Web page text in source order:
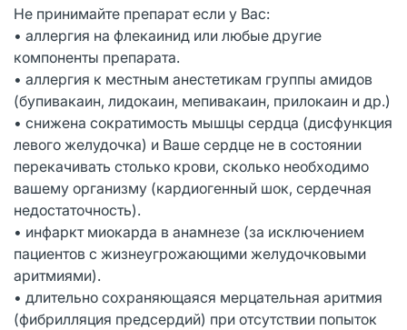
Не принимайте препарат если у Вас:
• аллергия на флекаинид или любые другие
компоненты препарата.
• аллергия к местным анестетикам группы амидов
(бупивакаин, лидокаин, мепивакаин, прилокаин и др.)
• снижена сократимость мышцы сердца (дисфункция
левого желудочка) и Ваше сердце не в состоянии
перекачивать столько крови, сколько необходимо
вашему организму (кардиогенный шок, сердечная
недостаточность).
• инфаркт миокарда в анамнезе (за исключением
пациентов с жизнеугрожающими желудочковыми
аритмиями).
• длительно сохраняющаяся мерцательная аритмия
(фибрилляция предсердий) при отсутствии попыток